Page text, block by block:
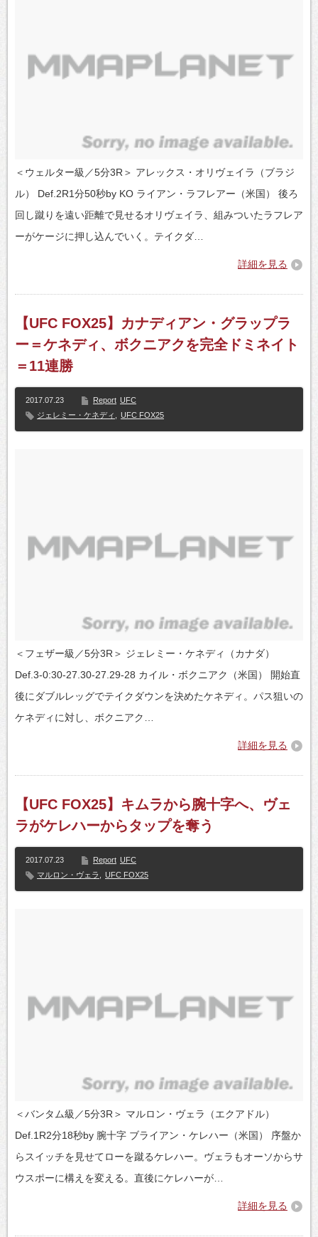
＜ウェルター級／5分3R＞ アレックス・オリヴェイラ（ブラジ
ル） Def.2R1分50秒by KO ライアン・ラフレアー（米国） 後ろ
回し蹴りを遠い距離で見せるオリヴェイラ、組みついたラフレア
ーがケージに押し込んでいく。テイクダ…
詳細を見る
【UFC FOX25】カナディアン・グラップラ
ー＝ケネディ、ボクニアクを完全ドミネイト
＝11連勝
2017.07.23 Report UFC
ジェレミー・ケネディ
UFC FOX25
＜フェザー級／5分3R＞ ジェレミー・ケネディ（カナダ）
Def.3-0:30-27.30-27.29-28 カイル・ボクニアク（米国） 開始直
後にダブルレッグでテイクダウンを決めたケネディ。パス狙いの
ケネディに対し、ボクニアク…
詳細を見る
【UFC FOX25】キムラから腕十字へ、ヴェ
ラがケレハーからタップを奪う
2017.07.23 Report UFC
マルロン・ヴェラ
UFC FOX25
＜バンタム級／5分3R＞ マルロン・ヴェラ（エクアドル）
Def.1R2分18秒by 腕十字 ブライアン・ケレハー（米国） 序盤か
らスイッチを見せてローを蹴るケレハー。ヴェラもオーソからサ
ウスポーに構えを変える。直後にケレハーが…
詳細を見る